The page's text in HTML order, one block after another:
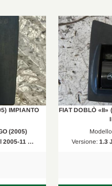
IMPIANTO
(2005)
2005-11 …
FIAT DOBLÒ «II»
Versione: 1.3